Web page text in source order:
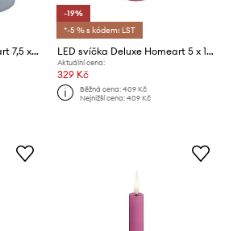
LED svíčka Deluxe Homeart 7,5 x 10 cm
-19%
*-5 % s kódem: LST
LED svíčka Deluxe Homeart 5 x 12,5 cm
Aktuální cena:
329 Kč
Běžná cena:409 Kč
Nejnižší cena:409 Kč